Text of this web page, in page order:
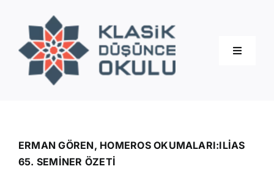
content
Toggle
Eğitimler
ERMAN GÖREN, HOMEROS OKUMALARI:ILİAS
65. SEMİNER ÖZETİ